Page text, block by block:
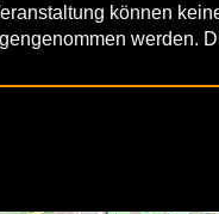
können
werden.